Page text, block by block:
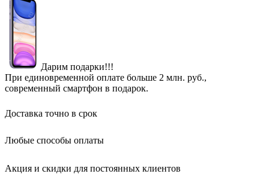
Дарим подарки!!!
При единовременной оплате больше 2 млн. руб.,
современный смартфон в подарок.
Доставка точно в срок
Любые способы оплаты
Акция и скидки для постоянных клиентов